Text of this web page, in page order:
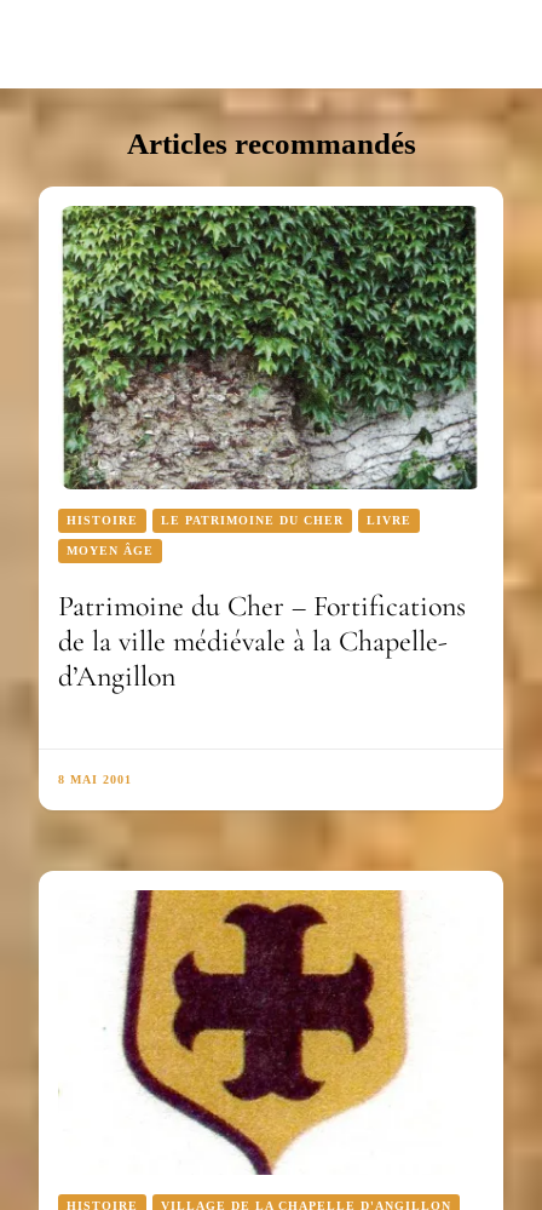
Articles recommandés
HISTOIRE LE PATRIMOINE DU CHER LIVRE
MOYEN ÂGE
Patrimoine du Cher – Fortifications
de la ville médiévale à la Chapelle-
d’Angillon
8 MAI 2001
HISTOIRE VILLAGE DE LA CHAPELLE D'ANGILLON